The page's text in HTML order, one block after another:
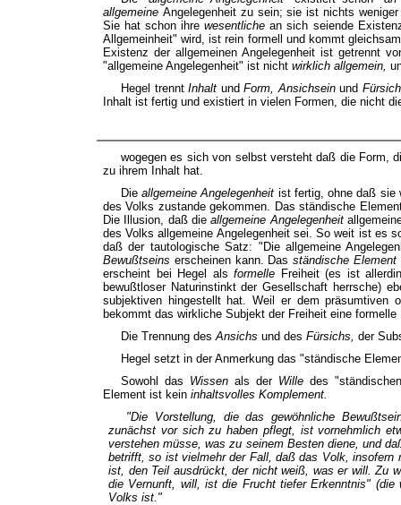
allgemeine Angelegenheit zu sein; sie ist nichts
Sie hat schon ihrewesentlichean sich seiende
Allgemeinheit" wird, ist rein formell und kommt
Existenz der allgemeinen Angelegenheit ist getrennt
"allgemeine Angelegenheit" ist nicht wirklich allgemein,
Hegel trenntInhalt undForm, Ansichseinund
Inhalt ist fertig und existiert in vielen Formen, die nicht
wogegen es sich von selbst versteht daß die Form,
zu ihrem Inhalt hat.
Dieallgemeine Angelegenheit ist fertig, ohne daß sie
des Volks zustande gekommen. Das ständische
Die Illusion, daß dieallgemeine Angelegenheit
des Volks allgemeine Angelegenheit sei. So weit ist es
daß der tautologische Satz: "Die allgemeine
Bewußtseins erscheinen kann. Das ständische Element
erscheint bei Hegel alsformelle Freiheit (es ist
bewußtloser Naturinstinkt der Gesellschaft herrsche)
subjektiven hingestellt hat. Weil er dem präsumtiven
bekommt das wirkliche Subjekt der Freiheit eine formelle
Die Trennung des Ansichs und des Fürsichs, der
Hegel setzt in der Anmerkung das "ständische
Sowohl das Wissenals der Willedes
Element ist kein inhaltsvolles Komplement.
"Die Vorstellung, die das gewöhnliche
zunächst vor sich zu haben pflegt, ist vornehmlich
verstehen müsse,was zu seinem Besten diene, und
betrifft, so ist vielmehr der Fall, daß das Volk, insofern
ist, den Teil ausdrückt, der nicht weiß, was er will. Zu
die Vernunft, will, ist die Frucht tiefer Erkenntnis"
Volks ist."